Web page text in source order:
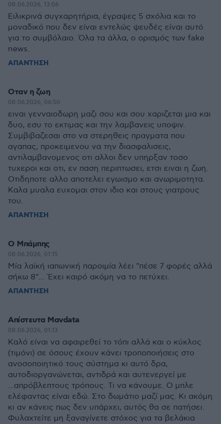
08.06.2026, 13:06
Ειλικρινά συγχαρητήρια, έγραψες 5 σχόλια και το
μοναδικό που δεν είναι εντελώς ψευδές είναι αυτό
για το συμβόλαιο. Όλα τα άλλα, ο ορισμός των fake
news.
ΑΠΑΝΤΗΣΗ
Οταν η ζωη
08.06.2026, 06:50
ειναι γενναιοδωρη μαζι σου και σου χαριζεται μια και
δυο, εσυ το εκτιμας και την λαμβανεις υποψιν.
Συμβιβαζεσαι στο να στερηθεις πραγματα που
αγαπας, προκειμενου να την διασφαλισεις,
αντιλαμβανομενος οτι αλλοι δεν υπηρξαν τοσο
τυχεροι και οτι, εν παση περιπτωσει, ετσι ειναι η ζωη.
Οτιδηποτε αλλο αποτελει εγωισμο και ανωριμοτητα.
Καλα μυαλα ευχομαι στον ιδιο και στους γιατρους
του.
ΑΠΑΝΤΗΣΗ
Ο Μπάμπης
08.06.2026, 01:15
Μία λαϊκή ιαπωνική παροιμία λέει "πέσε 7 φορές αλλά
σήκω 8"... Έχει καιρό ακόμη να το πετύχει.
ΑΠΑΝΤΗΣΗ
Απίστευτα Μανdata
08.06.2026, 01:13
Καλό είναι να αφαιρεθεί το τόπι αλλά και ο κύκλος
(τιμόνι) σε όσους έχουν κάνει τροποποιήσεις στο
ανοσοποιητικό τους σύστημα κι αυτό δρα,
αυτοδιοργανώνεται, αντιδρά και αυτενεργεί με
...απρόβλεπτους τρόπους. Τι να κάνουμε. Ο μπλε
ελέφαντας είναι εδώ. Στο δωμάτιο μαζί μας. Κι ακόμη
κι αν κάνεις πως δεν υπάρχει, αυτός θα σε πατήσει.
Φυλαχτείτε μη ξαναγίνετε στόχος για τα βελάκια